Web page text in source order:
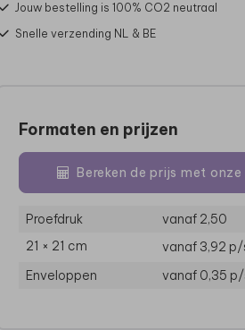
Jouw bestelling is 100% CO2 neutraal
Snelle verzending NL & BE
Formaten en prijzen
Bereken de prijs met
Proefdruk
vanaf 2,50
21 × 21 cm
vanaf 3,92 p/
Enveloppen
vanaf 0,35